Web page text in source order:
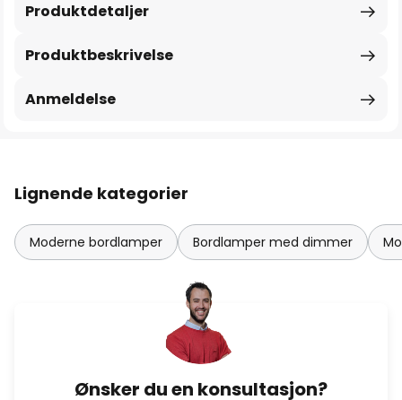
Produktbeskrivelse
Produktdetaljer
Anmeldelse
Lignende kategorier
Moderne bordlamper Bordlamper med dimmer
Ønsker du en konsultasjon?